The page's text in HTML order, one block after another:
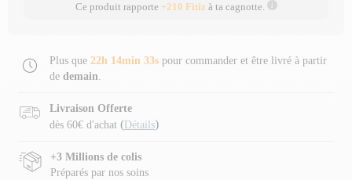
Ce produit rapporte +210 Fitizà ta cagnotte.
Plus que 22h 14min 32s pour commander et être livré à partir
de demain.
Livraison Offerte
dès 60€ d'achat ( Détails)
+3 Millions de colis
Préparés par nos soins